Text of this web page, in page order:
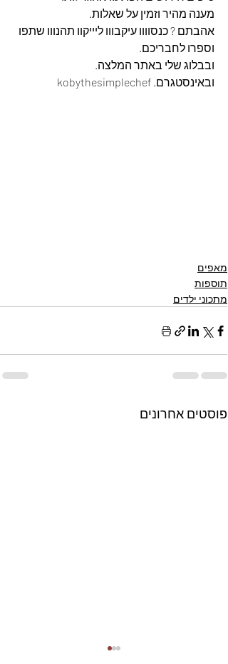
מענה מהיר וזמין על שאלות.
אהבתם ? כנסוווו עיקבווו ליייקוו תהנווו שתפו
וספרו לחבריכם.
ובבלוג שלי באתר המלצה.
ובאינסטגרם. kobythesimplechef
מאפים
תוספות
מתכוני ילדים
פוסטים אחרונים